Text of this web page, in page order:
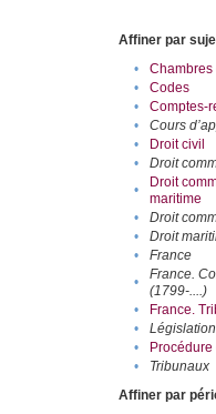
Affiner par
•
Chambres
•
Codes
•
Comptes-
•
Cours
•
Droit civil
•
Droit
•
Droit
maritime
• Droit
•
Droit
•
France
•
France.
(1799-....)
• France.
•
Législation
•
Procédure
•
Tribunaux
Affiner par